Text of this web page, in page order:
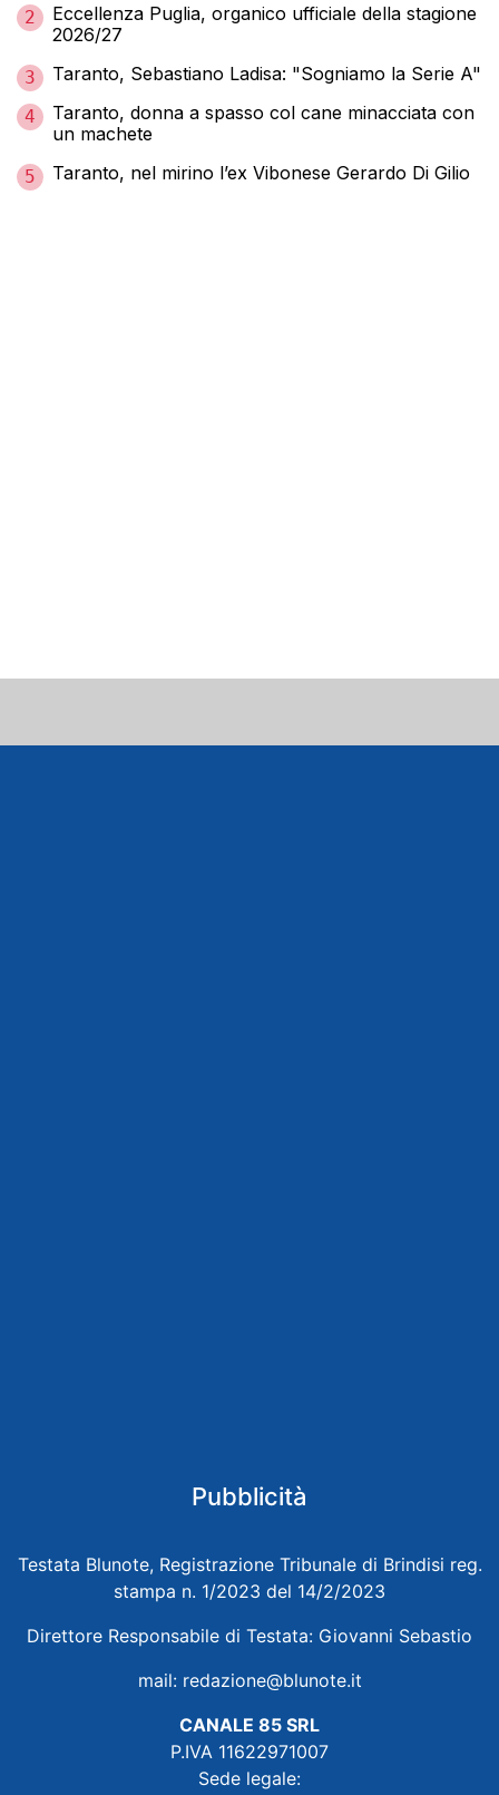
2
Eccellenza Puglia, organico ufficiale della stagione
2026/27
3 Taranto, Sebastiano Ladisa: "Sogniamo la Serie A"
4
Taranto, donna a spasso col cane minacciata con
un machete
5 Taranto, nel mirino l’ex Vibonese Gerardo Di Gilio
Pubblicità
Testata Blunote, Registrazione Tribunale di Brindisi reg.
stampa n. 1/2023 del 14/2/2023
Direttore Responsabile di Testata: Giovanni Sebastio
mail: redazione@blunote.it
CANALE 85 SRL
P.IVA 11622971007
Sede legale: